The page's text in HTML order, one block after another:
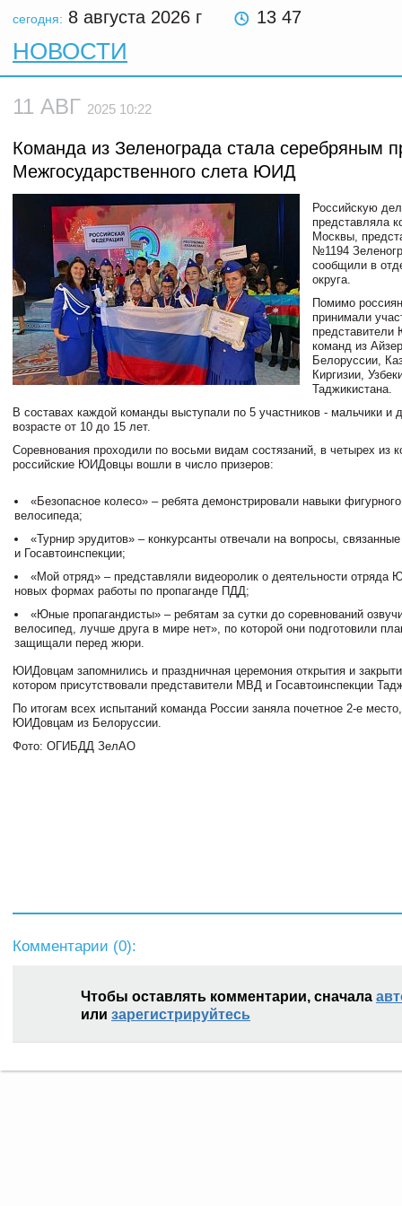
сегодня: 8 августа 2026 г 13 47
НОВОСТИ
11 АВГ 2025 10:22
Команда из Зеленограда стала серебряным
Межгосударственного слета ЮИД
Российскую
представляла
Москвы,
№1194
сообщили в
округа.
Помимо
принимали
команд из
Белоруссии,
Киргизии,
Таджикистана.
В составах каждой команды выступали по 5 участников - мальчики и
возрасте от 10 до 15 лет.
Соревнования проходили по восьми видам состязаний, в четырех из
российские ЮИДовцы вошли в число призеров:
«Безопасное колесо» – ребята демонстрировали навыки
велосипеда;
«Турнир эрудитов» – конкурсанты отвечали на вопросы,
и Госавтоинспекции;
«Мой отряд» – представляли видеоролик о деятельности отряда
новых формах работы по пропаганде ПДД;
«Юные пропагандисты» – ребятам за сутки до соревнований
велосипед, лучше друга в мире нет», по которой они подготовили
защищали перед жюри.
ЮИДовцам запомнились и праздничная церемония открытия и
котором присутствовали представители МВД и Госавтоинспекции
По итогам всех испытаний команда России заняла почетное 2-е
ЮИДовцам из Белоруссии.
Фото: ОГИБДД ЗелАО
Комментарии (0):
Чтобы оставлять комментарии, сначала
или зарегистрируйтесь